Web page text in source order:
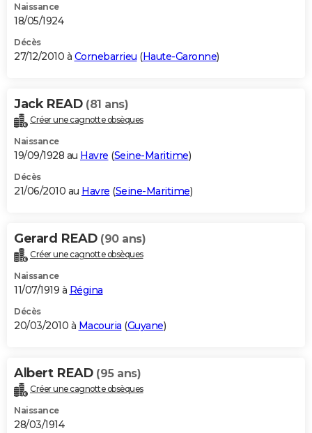
Naissance
18/05/1924
Décès
27/12/2010 à Cornebarrieu (Haute-Garonne)
Jack READ (81 ans)
Créer une cagnotte obsèques
Naissance
19/09/1928 au Havre (Seine-Maritime)
Décès
21/06/2010 au Havre (Seine-Maritime)
Gerard READ (90 ans)
Créer une cagnotte obsèques
Naissance
11/07/1919 à Régina
Décès
20/03/2010 à Macouria (Guyane)
Albert READ (95 ans)
Créer une cagnotte obsèques
Naissance
28/03/1914